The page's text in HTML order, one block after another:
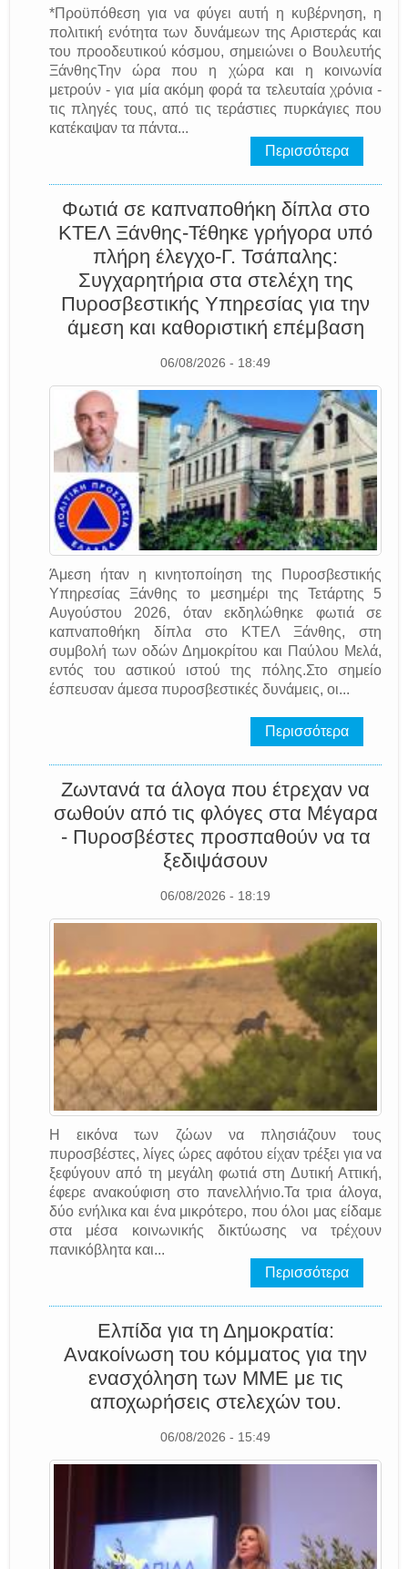
*Προϋπόθεση για να φύγει αυτή η κυβέρνηση, η
πολιτική ενότητα των δυνάμεων της Αριστεράς και
του προοδευτικού κόσμου, σημειώνει ο Βουλευτής
ΞάνθηςΤην ώρα που η χώρα και η κοινωνία
μετρούν - για μία ακόμη φορά τα τελευταία χρόνια -
τις πληγές τους, από τις τεράστιες πυρκάγιες που
κατέκαψαν τα πάντα...
Περισσότερα
Φωτιά σε καπναποθήκη δίπλα στο
ΚΤΕΛ Ξάνθης-Τέθηκε γρήγορα υπό
πλήρη έλεγχο-Γ. Τσάπαλης:
Συγχαρητήρια στα στελέχη της
Πυροσβεστικής Υπηρεσίας για την
άμεση και καθοριστική επέμβαση
06/08/2026 - 18:49
Άμεση ήταν η κινητοποίηση της Πυροσβεστικής
Υπηρεσίας Ξάνθης το μεσημέρι της Τετάρτης 5
Αυγούστου 2026, όταν εκδηλώθηκε φωτιά σε
καπναποθήκη δίπλα στο ΚΤΕΛ Ξάνθης, στη
συμβολή των οδών Δημοκρίτου και Παύλου Μελά,
εντός του αστικού ιστού της πόλης.Στο σημείο
έσπευσαν άμεσα πυροσβεστικές δυνάμεις, οι...
Περισσότερα
Ζωντανά τα άλογα που έτρεχαν να
σωθούν από τις φλόγες στα Μέγαρα
- Πυροσβέστες προσπαθούν να τα
ξεδιψάσουν
06/08/2026 - 18:19
Η εικόνα των ζώων να πλησιάζουν τους
πυροσβέστες, λίγες ώρες αφότου είχαν τρέξει για να
ξεφύγουν από τη μεγάλη φωτιά στη Δυτική Αττική,
έφερε ανακούφιση στο πανελλήνιο.Τα τρια άλογα,
δύο ενήλικα και ένα μικρότερο, που όλοι μας είδαμε
στα μέσα κοινωνικής δικτύωσης να τρέχουν
πανικόβλητα και...
Περισσότερα
Ελπίδα για τη Δημοκρατία:
Ανακοίνωση του κόμματος για την
ενασχόληση των ΜΜΕ με τις
αποχωρήσεις στελεχών του.
06/08/2026 - 15:49